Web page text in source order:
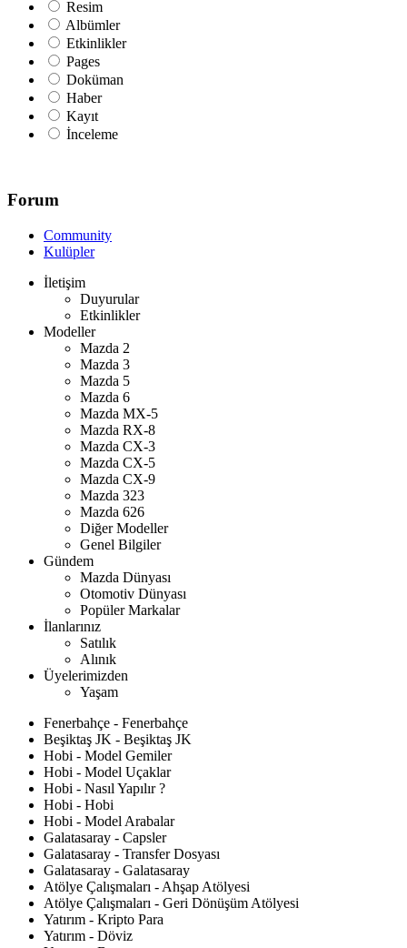
Resim
Albümler
Etkinlikler
Pages
Doküman
Haber
Kayıt
İnceleme
Forum
Community
Kulüpler
İletişim
Duyurular
Etkinlikler
Modeller
Mazda 2
Mazda 3
Mazda 5
Mazda 6
Mazda MX-5
Mazda RX-8
Mazda CX-3
Mazda CX-5
Mazda CX-9
Mazda 323
Mazda 626
Diğer Modeller
Genel Bilgiler
Gündem
Mazda Dünyası
Otomotiv Dünyası
Popüler Markalar
İlanlarınız
Satılık
Alınık
Üyelerimizden
Yaşam
Fenerbahçe - Fenerbahçe
Beşiktaş JK - Beşiktaş JK
Hobi - Model Gemiler
Hobi - Model Uçaklar
Hobi - Nasıl Yapılır ?
Hobi - Hobi
Hobi - Model Arabalar
Galatasaray - Capsler
Galatasaray - Transfer Dosyası
Galatasaray - Galatasaray
Atölye Çalışmaları - Ahşap Atölyesi
Atölye Çalışmaları - Geri Dönüşüm Atölyesi
Yatırım - Kripto Para
Yatırım - Döviz